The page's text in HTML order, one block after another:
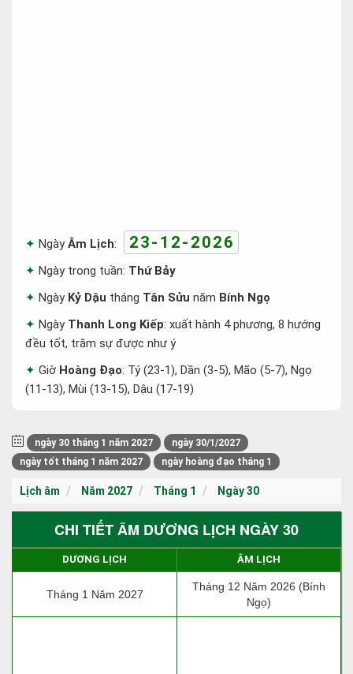
NgàyÂm Lịch: 23-12-2026
Ngày trong tuần: Thứ Bảy
Ngày Kỷ Dậu tháng Tân Sửu năm Bính Ngọ
Ngày Thanh Long Kiếp: xuất hành 4 phương, 8 hướng
đều tốt, trăm sự được như ý
Giờ Hoàng Đạo: Tý (23-1), Dần (3-5), Mão (5-7), Ngọ
(11-13), Mùi (13-15), Dậu (17-19)
ngày 30 tháng 1 năm 2027
ngày 30/1/2027
ngày tốt tháng 1 năm 2027
ngày hoàng đạo tháng 1
Lịch âm Năm 2027 Tháng 1 Ngày 30
CHI TIẾT ÂM DƯƠNG LỊCH NGÀY 30
DƯƠNG LỊCH ÂM LỊCH
Tháng 1 Năm 2027
Tháng 12 Năm 2026 (Bính
Ngọ)